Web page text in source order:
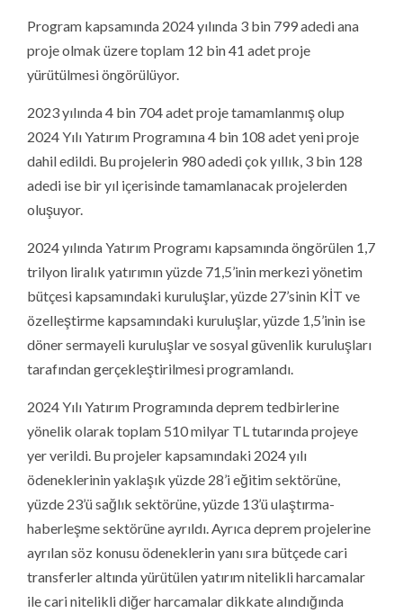
Program kapsamında 2024 yılında 3 bin 799 adedi ana
proje olmak üzere toplam 12 bin 41 adet proje
yürütülmesi öngörülüyor.
2023 yılında 4 bin 704 adet proje tamamlanmış olup
2024 Yılı Yatırım Programına 4 bin 108 adet yeni proje
dahil edildi. Bu projelerin 980 adedi çok yıllık, 3 bin 128
adedi ise bir yıl içerisinde tamamlanacak projelerden
oluşuyor.
2024 yılında Yatırım Programı kapsamında öngörülen 1,7
trilyon liralık yatırımın yüzde 71,5’inin merkezi yönetim
bütçesi kapsamındaki kuruluşlar, yüzde 27’sinin KİT ve
özelleştirme kapsamındaki kuruluşlar, yüzde 1,5’inin ise
döner sermayeli kuruluşlar ve sosyal güvenlik kuruluşları
tarafından gerçekleştirilmesi programlandı.
2024 Yılı Yatırım Programında deprem tedbirlerine
yönelik olarak toplam 510 milyar TL tutarında projeye
yer verildi. Bu projeler kapsamındaki 2024 yılı
ödeneklerinin yaklaşık yüzde 28’i eğitim sektörüne,
yüzde 23’ü sağlık sektörüne, yüzde 13’ü ulaştırma-
haberleşme sektörüne ayrıldı. Ayrıca deprem projelerine
ayrılan söz konusu ödeneklerin yanı sıra bütçede cari
transferler altında yürütülen yatırım nitelikli harcamalar
ile cari nitelikli diğer harcamalar dikkate alındığında